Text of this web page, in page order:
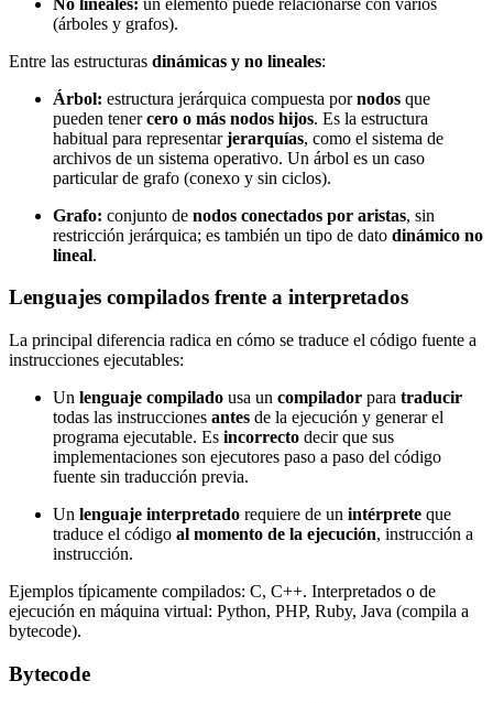
(árboles y grafos).
Entre las estructuras dinámicas y no lineales:
Árbol: estructura jerárquica compuesta pornodos que
pueden tenercero o más nodos hijos. Es la estructura
habitual para representarjerarquías, como el sistema de
archivos de un sistema operativo. Un árbol es un caso
particular de grafo (conexo y sin ciclos).
Grafo: conjunto de nodos conectados por aristas, sin
restricción jerárquica; es también un tipo de dato dinámico no
lineal.
Lenguajes compilados frente a interpretados
La principal diferencia radica en cómo se traduce el código fuente a
instrucciones ejecutables:
Un lenguaje compilado usa un compilador para traducir
todas las instrucciones antes de la ejecución y generar el
programa ejecutable. Es incorrecto decir que sus
implementaciones son ejecutores paso a paso del código
fuente sin traducción previa.
Un lenguaje interpretado requiere de un intérprete que
traduce el código al momento de la ejecución, instrucción a
instrucción.
Ejemplos típicamente compilados: C, C++. Interpretados o de
ejecución en máquina virtual: Python, PHP, Ruby, Java (compila a
bytecode).
Bytecode